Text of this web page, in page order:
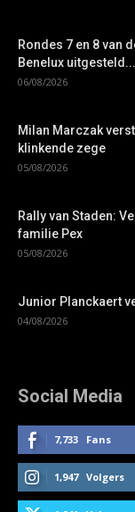
Rondes 7 en 8 van
Benelux uitgesteld...
06/08/2026
Milan Marczak
klinkende zege
05/08/2026
Rally van Staden:
familie Pex
05/08/2026
Junior Planckaert
04/08/2026
Social Media
7,733 Fans
1,947 Volgers